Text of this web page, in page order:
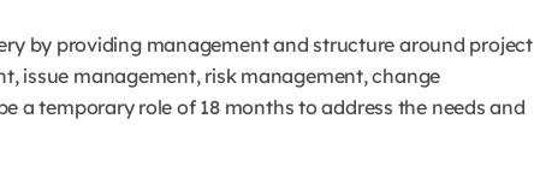
by providing management and structure around project
issue management, risk management, change
a temporary role of 18 months to address the needs and